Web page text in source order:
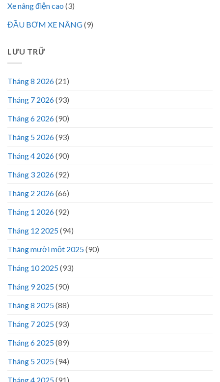
Xe nâng điện cao (3)
ĐẦU BƠM XE NÂNG(9)
LƯU TRỮ
Tháng 8 2026(21)
Tháng 7 2026(93)
Tháng 6 2026(90)
Tháng 5 2026(93)
Tháng 4 2026(90)
Tháng 3 2026(92)
Tháng 2 2026(66)
Tháng 1 2026(92)
Tháng 12 2025(94)
Tháng mười một 2025(90)
Tháng 10 2025(93)
Tháng 9 2025(90)
Tháng 8 2025(88)
Tháng 7 2025(93)
Tháng 6 2025(89)
Tháng 5 2025(94)
Tháng 4 2025(91)